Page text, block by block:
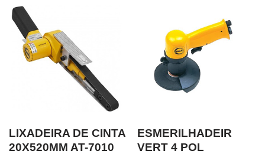
LIXADEIRA DE CINTA
20X520MM AT-7010
ESMERILHADEIR
VERT 4 POL